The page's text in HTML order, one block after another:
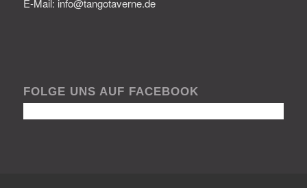
E-Mail: info@tangotaverne.de
FOLGE UNS AUF FACEBOOK